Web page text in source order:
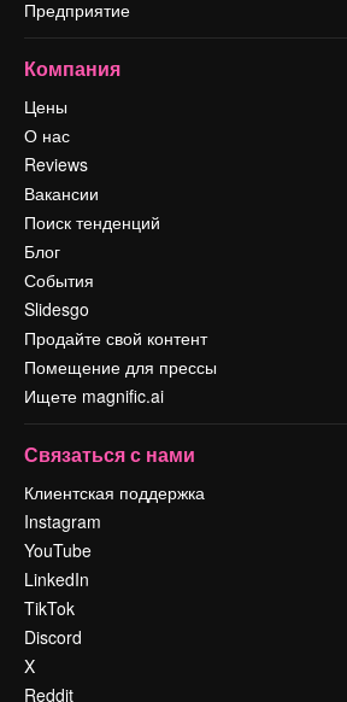
Предприятие
Компания
Цены
О нас
Reviews
Вакансии
Поиск тенденций
Блог
События
Slidesgo
Продайте свой контент
Помещение для прессы
Ищете magnific.ai
Связаться с нами
Клиентская поддержка
Instagram
YouTube
LinkedIn
TikTok
Discord
X
Reddit